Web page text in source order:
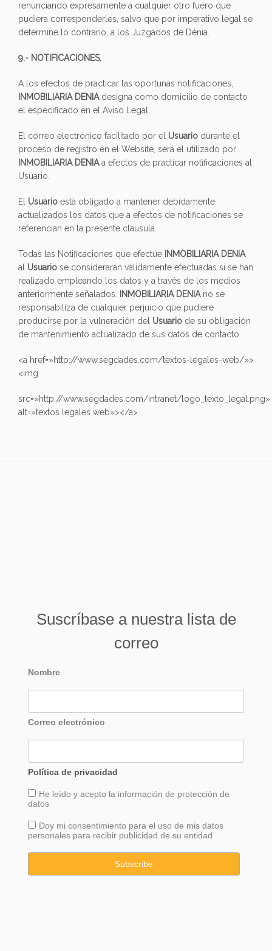
renunciando expresamente a cualquier otro fuero que
pudiera corresponderles, salvo que por imperativo legal se
determine lo contrario, a los Juzgados de Dénia.
9.- NOTIFICACIONES.
A los efectos de practicar las oportunas notificaciones,
INMOBILIARIA DENIAdesigna como domicilio de contacto
el especificado en el Aviso Legal.
El correo electrónico facilitado por el Usuario durante el
proceso de registro en el Website, será el utilizado por
INMOBILIARIA DENIAa efectos de practicar notificaciones al
Usuario.
El Usuario está obligado a mantener debidamente
actualizados los datos que a efectos de notificaciones se
referencian en la presente cláusula.
Todas las Notificaciones que efectúe INMOBILIARIA DENIA
al Usuario se considerarán válidamente efectuadas si se han
realizado empleando los datos y a través de los medios
anteriormente señalados.
INMOBILIARIA DENIAno se
responsabiliza de cualquier perjuicio que pudiere
producirse por la vulneración del Usuario de su obligación
de mantenimiento actualizado de sus datos de contacto.
<a href=»http://www.segdades.com/textos-legales-web/»>
<img
src=»http://www.segdades.com/intranet/logo_texto_legal.png»
alt=»textos legales web»></a>
Suscríbase a nuestra lista de
correo
Nombre
Correo electrónico
Política de privacidad
He leído y acepto la información de protección de
datos
Doy mi consentimiento para el uso de mis datos
personales para recibir publicidad de su entidad